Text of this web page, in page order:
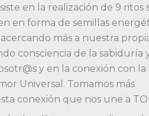
en la realización de 9 ritos
en forma de semillas
más a nuestra
consciencia de la sabiduría
y en la conexión con
Universal. Tomamos más
conexión que nos une a